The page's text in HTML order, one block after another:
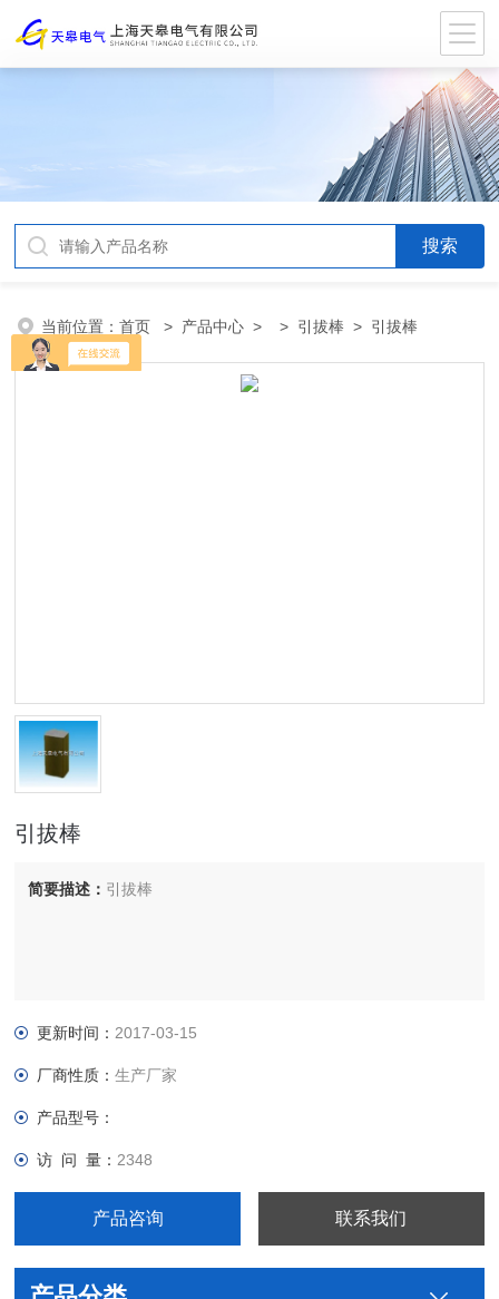
当前位置：首页 > 产品中心 > > 引拔棒 > 引拔棒
引拔棒
简要描述： 引拔棒
更新时间： 2017-03-15
厂商性质：生产厂家
产品型号：
访 问 量： 2348
产品咨询 联系我们